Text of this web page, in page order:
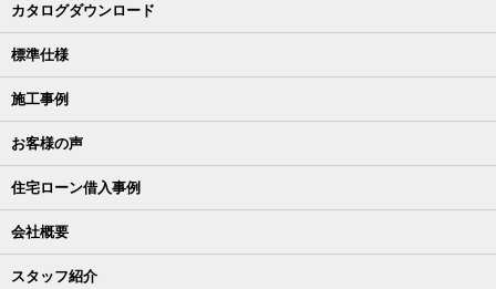
カタログダウンロード
標準仕様
施工事例
お客様の声
住宅ローン借入事例
会社概要
スタッフ紹介